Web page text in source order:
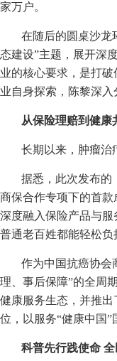
家万户。
在随后的圆桌沙龙
态建设”主题，展开深
业的核心要求，是打
业自身探索，陈黎深
从保险理赔到健康
长期以来，肿瘤治
据悉，此次发布的
商保合作专项下的首
深度融入保险产品与
普通老百姓都能轻松
作为中国抗癌协会
理、事后保障”的全周
健康服务生态，并推出
位，以服务“健康中国”
科普先行践使命